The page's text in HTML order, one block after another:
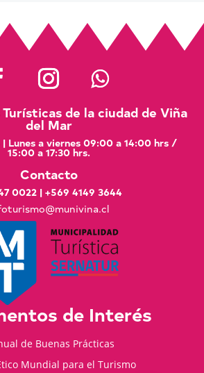
de la ciudad de Viña
del Mar
| Lunes a viernes 09:00 a 14:00 hrs /
15:00 a 17:30 hrs.
Contacto
0022 | +569 4149 3644
de Interés
de Buenas Prácticas
Mundial para el Turismo